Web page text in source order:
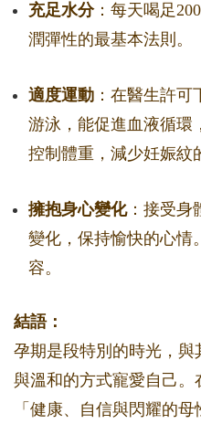
充足水分：每天喝足
潤彈性的最基本法則。
適度運動 ：在醫生許
游泳，能促進血液循環
控制體重，減少妊娠紋
擁抱身心變化：接受身
變化，保持愉快的心情
容。
結語：
孕期是段特別的時光，
與溫和的方式寵愛自己
「健康、自信與閃耀的